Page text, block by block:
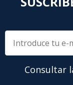
Consultar